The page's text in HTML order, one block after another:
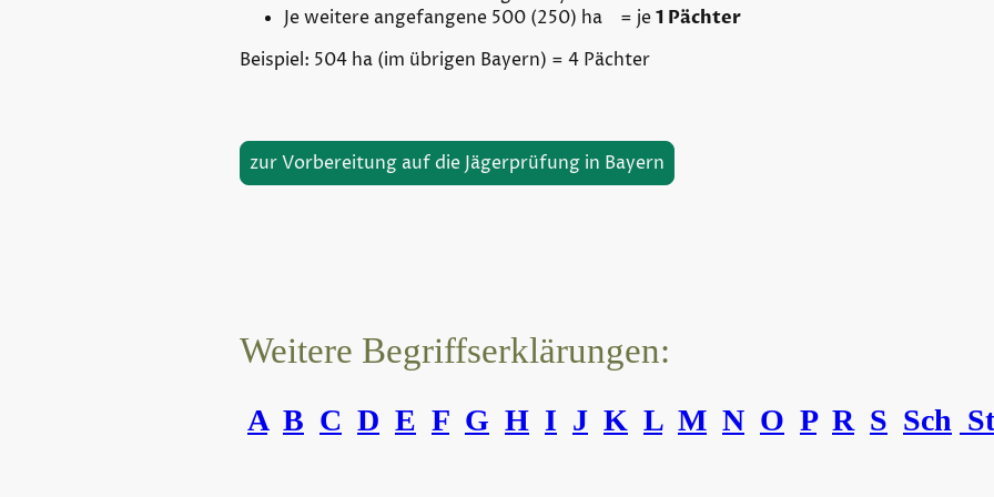
Je weitere angefangene 500 (250) ha = je1 Pächter
Beispiel: 504 ha (im übrigen Bayern) = 4 Pächter
zur Vorbereitung auf die Jägerprüfung in Bayern
Weitere Begriffserklärungen:
A B C D E F G H I J K L M N O P R S Sch St